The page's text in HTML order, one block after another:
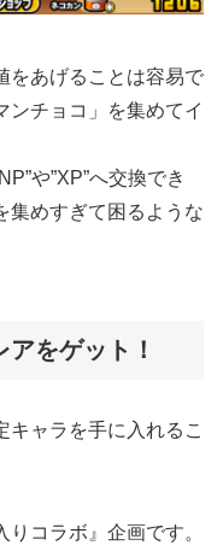
をあげることは容易で
ンチョコ」を集めてイ
や”XP”へ交換でき
集めすぎて困るような
をゲット！
キャラを手に入れるこ
りコラボ』企画です。